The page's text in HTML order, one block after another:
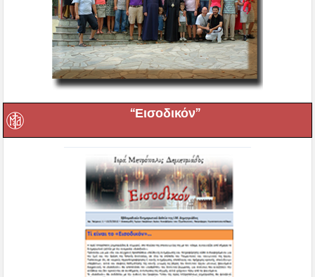
“Εισοδικόν”